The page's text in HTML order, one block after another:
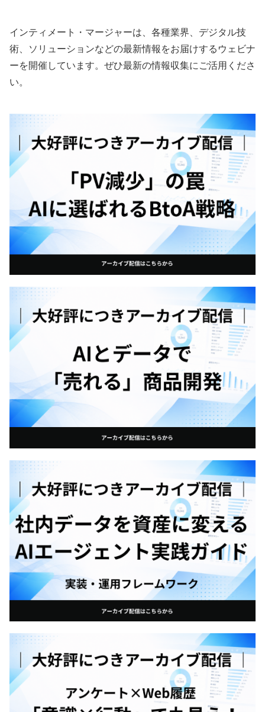
インティメート・マージャーは、各種業界、デジタル技
術、ソリューションなどの最新情報をお届けするウェビナ
ーを開催しています。ぜひ最新の情報収集にご活用くださ
い。